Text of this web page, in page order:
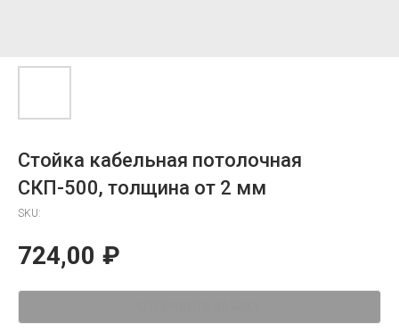
Стойка кабельная потолочная
СКП-500, толщина от 2 мм
SKU:
724,00 ₽